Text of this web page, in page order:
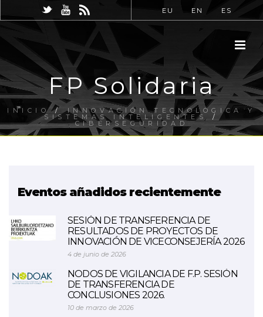
EU EN ES
FP Solidaria
INICIO /INNOVACIÓN TECNOLÓGICA Y
SISTEMAS INTELIGENTES /
CIBERSEGURIDAD
Eventos añadidos recientemente
SESIÓN DE TRANSFERENCIA DE
RESULTADOS DE PROYECTOS DE
INNOVACIÓN DE VICECONSEJERÍA 2026
4 de junio de 2026
NODOS DE VIGILANCIA DE F.P. SESIÓN
DE TRANSFERENCIA DE
CONCLUSIONES 2026.
10 de marzo de 2026